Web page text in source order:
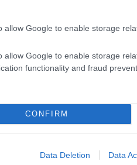
allow Google to enable storage
allow Google to enable storage
functionality and fraud
CONFIRM
Data Deletion Data